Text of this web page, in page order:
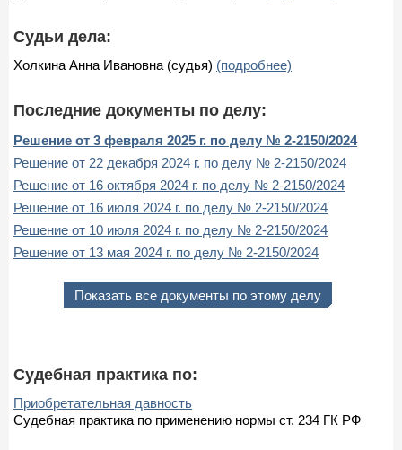
Судьи дела:
Холкина Анна Ивановна (судья) (подробнее)
Последние документы по делу:
Решение от 3 февраля 2025 г. по делу № 2-2150/2024
Решение от 22 декабря 2024 г. по делу № 2-2150/2024
Решение от 16 октября 2024 г. по делу № 2-2150/2024
Решение от 16 июля 2024 г. по делу № 2-2150/2024
Решение от 10 июля 2024 г. по делу № 2-2150/2024
Решение от 13 мая 2024 г. по делу № 2-2150/2024
Показать все документы по этому делу
Судебная практика по:
Приобретательная давность
Судебная практика по применению нормы ст. 234 ГК РФ